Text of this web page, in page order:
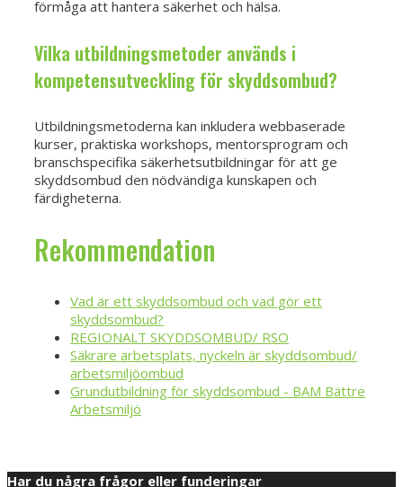
förmåga att hantera säkerhet och hälsa.
Vilka utbildningsmetoder används i
kompetensutveckling för skyddsombud?
Utbildningsmetoderna kan inkludera webbaserade
kurser, praktiska workshops, mentorsprogram och
branschspecifika säkerhetsutbildningar för att ge
skyddsombud den nödvändiga kunskapen och
färdigheterna.
Rekommendation
Vad är ett skyddsombud och vad gör ett
skyddsombud?
REGIONALT SKYDDSOMBUD/ RSO
Säkrare arbetsplats, nyckeln är skyddsombud/
arbetsmiljöombud
Grundutbildning för skyddsombud - BAM Bättre
Arbetsmiljö
Har du några frågor eller funderingar